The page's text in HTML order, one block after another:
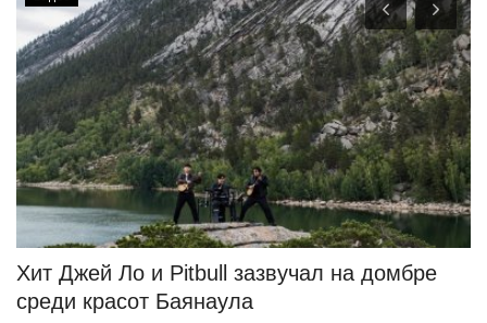
Хит Джей Ло и Pitbull зазвучал на домбре
среди красот Баянаула